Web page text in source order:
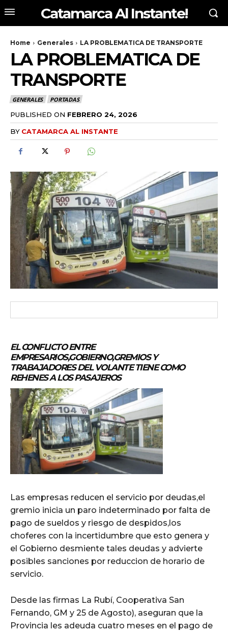
Catamarca Al Instante!
Home Generales LA PROBLEMATICA DE TRANSPORTE
LA PROBLEMATICA DE
TRANSPORTE
GENERALES PORTADAS
PUBLISHED ON FEBRERO 24, 2026
BY CATAMARCA AL INSTANTE
EL CONFLICTO ENTRE
EMPRESARIOS,GOBIERNO,GREMIOS Y
TRABAJADORES DEL VOLANTE TIENE COMO
REHENES A LOS PASAJEROS
Las empresas reducen el servicio por deudas,el
gremio inicia un paro indeterminado por falta de
pago de sueldos y riesgo de despidos,los
choferes con la incertidumbre que esto genera y
el Gobierno desmiente tales deudas y advierte
posibles sanciones por reduccion de horario de
servicio.
Desde las firmas La Rubí, Cooperativa San
Fernando, GM y 25 de Agosto), aseguran que la
Provincia les adeuda cuatro meses en el pago de